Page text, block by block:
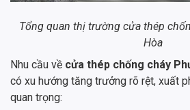
Tổng quan thị trường cửa thép
Hòa
Nhu cầu về cửa thép chống cháy
có xu hướng tăng trưởng rõ rệt, xuất
quan trọng: